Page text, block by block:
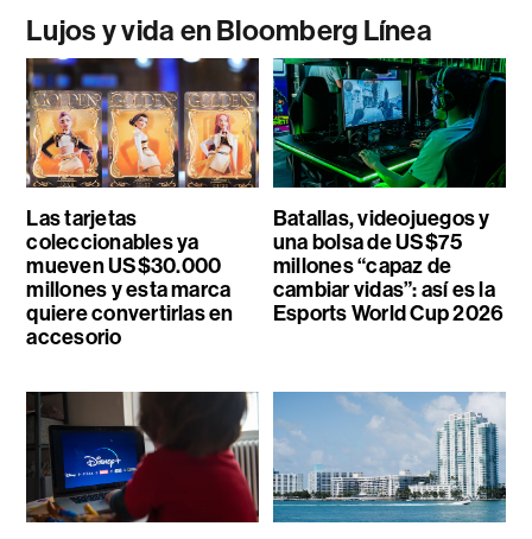
Lujos y vida en Bloomberg Línea
Las tarjetas
coleccionables ya
mueven US$30.000
millones y esta marca
quiere convertirlas en
accesorio
Batallas, videojuegos y
una bolsa de US$75
millones “capaz de
cambiar vidas”: así es la
Esports World Cup 2026